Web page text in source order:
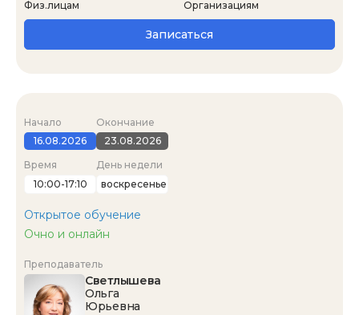
Физ.лицам Организациям
Записаться
Начало
16.08.2026
Окончание
23.08.2026
Время
10:00-17:10
День недели
воскресенье
Открытое обучение
Очно и онлайн
Преподаватель
Светлышева
Ольга
Юрьевна